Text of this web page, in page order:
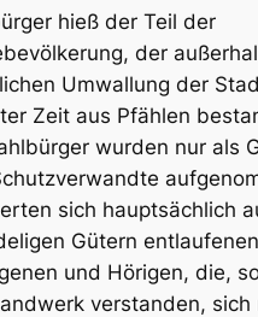
hieß der Teil der
der
Umwallung der
Zeit aus Pfählen
wurden nur als
sich hauptsächlich
Gütern entlaufenen
und Hörigen, die,
verstanden, sich